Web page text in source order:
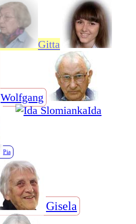
Gitta
Wolfgang
Pia
Ida
Gisela